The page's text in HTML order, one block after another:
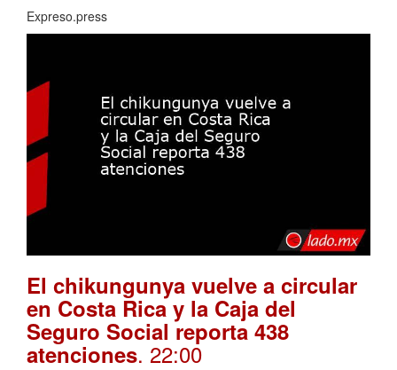
Expreso.press
El chikungunya vuelve a circular
en Costa Rica y la Caja del
Seguro Social reporta 438
atenciones. 22:00